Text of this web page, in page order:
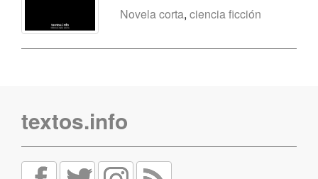
Novela corta,ciencia ficción
textos.info